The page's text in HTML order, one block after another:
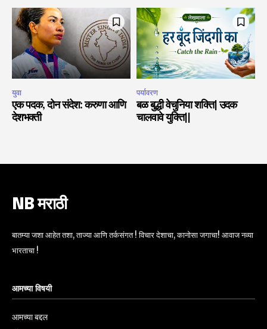
युवा
एक पदक, दोन संदेश: करुणा आणि
देशभक्ती
पर्यावरण
बळ बुद्धी वेचुनिया शक्ति| उदक
चालवावे युक्ति||
NB मराठी
बातम्या जशा आहेत तशा, ताज्या आणि तर्कसंगत ! विचार देशाचा, कानोसा जगाचा! आवाज नव्या
भारताचा !
आमच्या विषयी
आमच्या बद्दल